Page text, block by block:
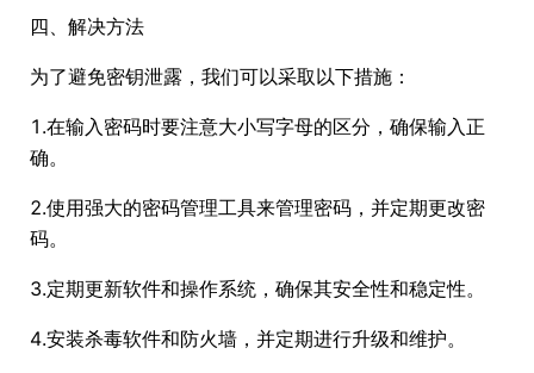
四、解决方法
为了避免密钥泄露，我们可以采取以下措施：
1.在输入密码时要注意大小写字母的区分，确保输入正
确。
2.使用强大的密码管理工具来管理密码，并定期更改密
码。
3.定期更新软件和操作系统，确保其安全性和稳定性。
4.安装杀毒软件和防火墙，并定期进行升级和维护。